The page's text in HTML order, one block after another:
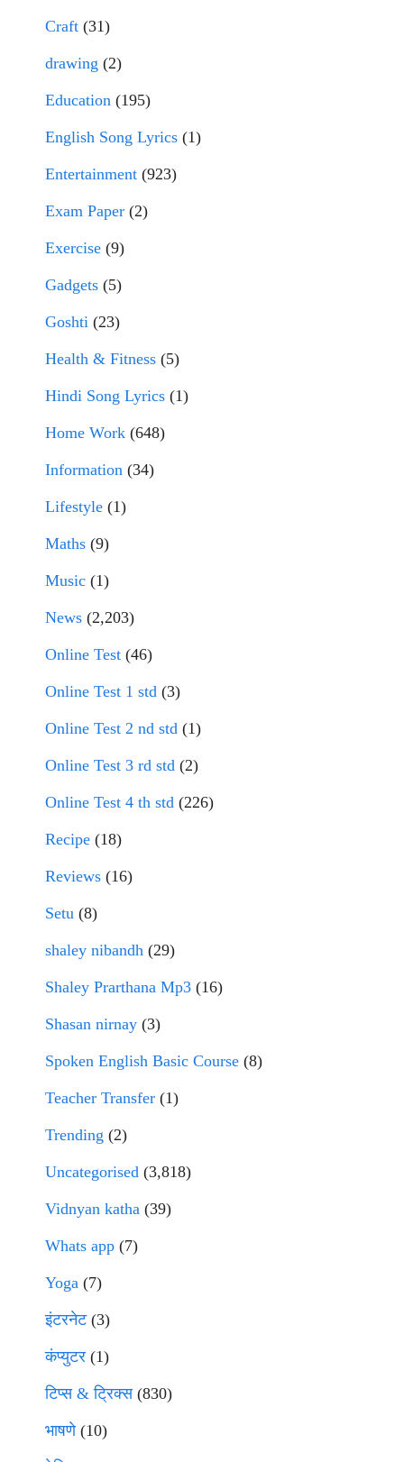
Craft (31)
drawing (2)
Education (195)
English Song Lyrics (1)
Entertainment (923)
Exam Paper (2)
Exercise (9)
Gadgets (5)
Goshti (23)
Health & Fitness (5)
Hindi Song Lyrics (1)
Home Work (648)
Information (34)
Lifestyle (1)
Maths (9)
Music (1)
News (2,203)
Online Test (46)
Online Test 1 std (3)
Online Test 2 nd std (1)
Online Test 3 rd std (2)
Online Test 4 th std (226)
Recipe (18)
Reviews (16)
Setu (8)
shaley nibandh (29)
Shaley Prarthana Mp3 (16)
Shasan nirnay (3)
Spoken English Basic Course (8)
Teacher Transfer (1)
Trending (2)
Uncategorised (3,818)
Vidnyan katha (39)
Whats app (7)
Yoga (7)
इंटरनेट(3)
कंप्युटर (1)
टिप्स & ट्रिक्स(830)
भाषणे(10)